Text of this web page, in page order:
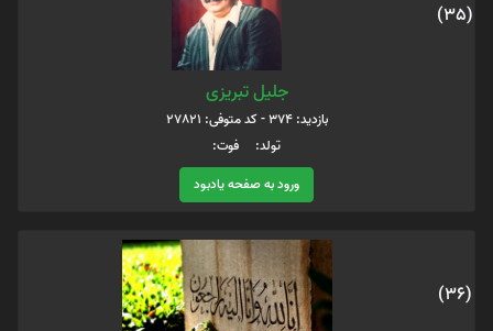
(35)
جليل تبريزى
بازدید: 374 - کد متوفی: 27821
تولد: فوت:
ورود به صفحه یادبود
(36)